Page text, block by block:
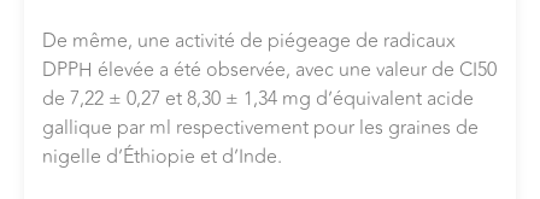
De même, une activité de piégeage de radicaux
DPPH élevée a été observée, avec une valeur de CI50
de 7,22 ± 0,27 et 8,30 ± 1,34 mg d’équivalent acide
gallique par ml respectivement pour les graines de
nigelle d’Éthiopie et d’Inde.